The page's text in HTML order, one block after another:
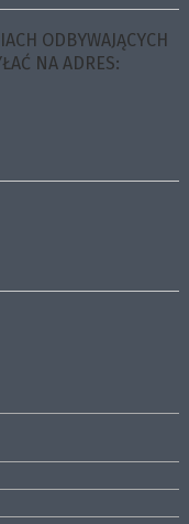
ODBYWAJĄCYCH
NA ADRES: